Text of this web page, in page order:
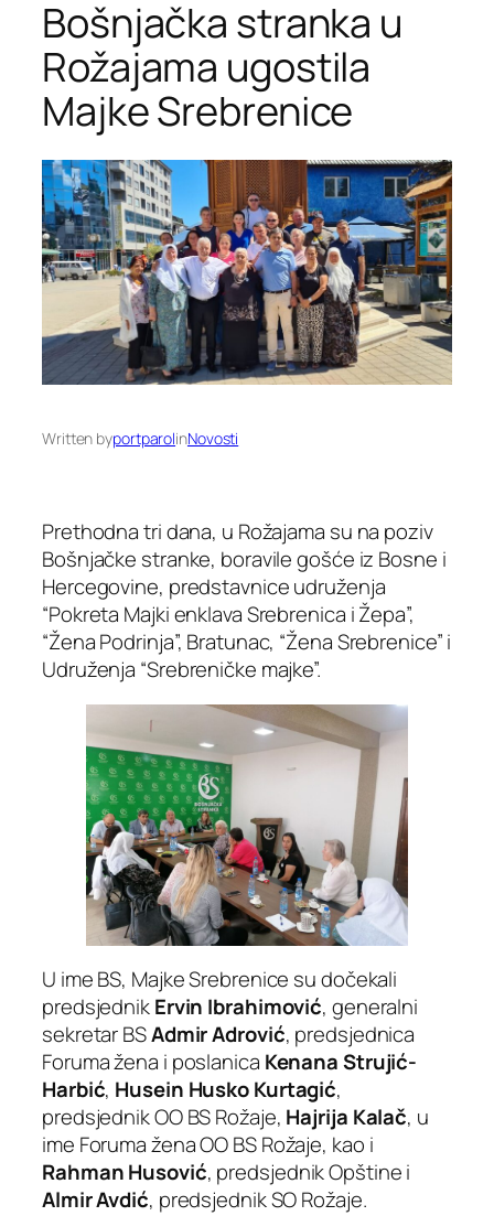
Bošnjačka stranka u
Rožajama ugostila
Majke Srebrenice
Written byportparolinNovosti
Prethodna tri dana, u Rožajama su na poziv
Bošnjačke stranke, boravile gošće iz Bosne i
Hercegovine, predstavnice udruženja
“Pokreta Majki enklava Srebrenica i Žepa”,
“Žena Podrinja”, Bratunac, “Žena Srebrenice” i
Udruženja “Srebreničke majke”.
U ime BS, Majke Srebrenice su dočekali
predsjednikErvin Ibrahimović, generalni
sekretar BSAdmir Adrović, predsjednica
Foruma žena i poslanica Kenana Strujić-
Harbić, Husein Husko Kurtagić,
predsjednik OO BS Rožaje, Hajrija Kalač, u
ime Foruma žena OO BS Rožaje, kao i
Rahman Husović, predsjednik Opštine i
Almir Avdić, predsjednik SO Rožaje.